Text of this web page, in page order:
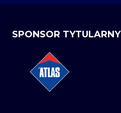
SPONSOR TYTULARNY